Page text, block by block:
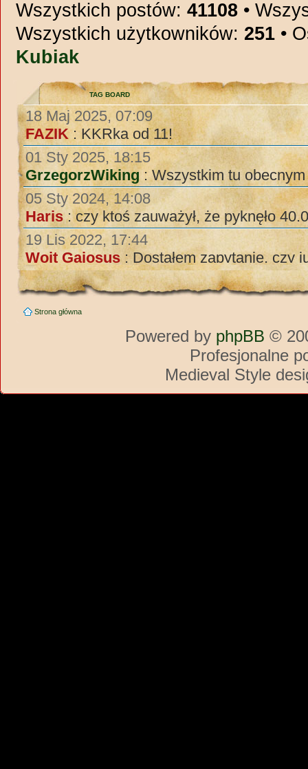
Wszystkich postów:41108 •
Wszystkich użytkowników: 251 •
Kubiak
TAG BOARD
Strona główna
Powered by phpBB ©
Profesjonalne
Medieval Style